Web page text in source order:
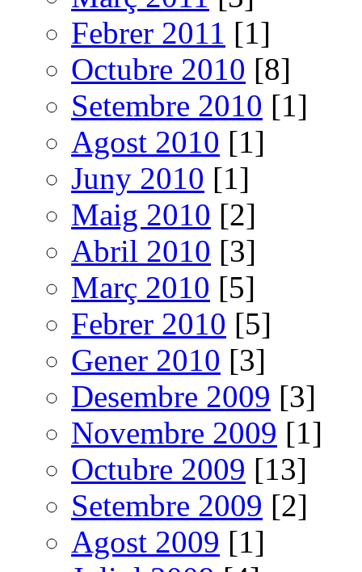
Febrer 2011 [1]
Octubre 2010 [8]
Setembre 2010 [1]
Agost 2010 [1]
Juny 2010 [1]
Maig 2010 [2]
Abril 2010 [3]
Març 2010 [5]
Febrer 2010 [5]
Gener 2010 [3]
Desembre 2009 [3]
Novembre 2009 [1]
Octubre 2009 [13]
Setembre 2009 [2]
Agost 2009 [1]